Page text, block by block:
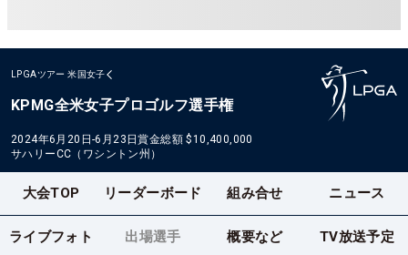
LPGAツアー 米国女子
KPMG全米女子プロゴルフ選手権
2024年6月20日-6月23日賞金総額 $10,400,000
サハリーCC（ワシントン州）
大会TOP リーダーボード 組み合せ ニュース
ライブフォト 出場選手 概要など TV放送予定